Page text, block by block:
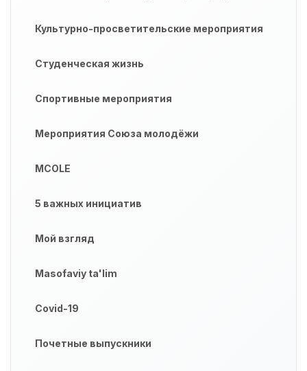
Культурно-просветительские мероприятия
Студенческая жизнь
Спортивные мероприятия
Мероприятия Союза молодёжи
MCOLE
5 важных инициатив
Мой взгляд
Masofaviy ta'lim
Covid-19
Почетные выпускники